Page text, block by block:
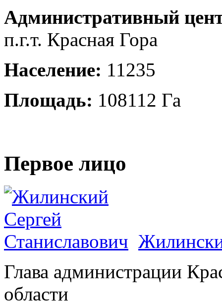
Административный
п.г.т. Красная Гора
Население: 11235
Площадь: 108112 Га
Первое лицо
Глава администрации
области